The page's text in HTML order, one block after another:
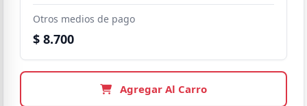
Otros medios de pago
$ 8.700
Agregar Al Carro